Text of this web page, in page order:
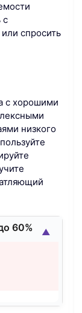
с
спросить
с хорошими
низкого
60% ▲